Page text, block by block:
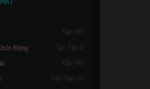
Tập HD
Động Tập Tập 4
Tập HD
Tập Tập 10